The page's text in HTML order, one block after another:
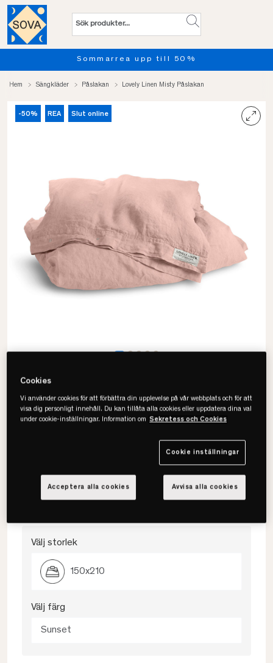
Sommarrea upp till 50%
Hem Sängkläder Påslakan Lovely Linen Misty Påslakan
-50% REA Slut online
• 100% europeiskt lin
• Tunn & luftig
• Flera färger & storlekar
Välj storlek
150x210
Välj färg
Sunset
Cookies
Vi använder cookies för att förbättra din upplevelse på vår webbplats och för att
visa dig personligt innehåll. Du kan tillåta alla cookies eller uppdatera dina val
under cookie-inställningar. Information om Sekretess och Cookies
Cookie inställningar
Avvisa alla cookies
Acceptera alla cookies